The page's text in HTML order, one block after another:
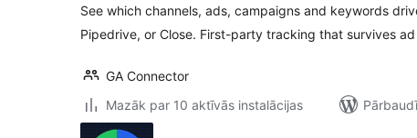
See which channels, ads, campaigns and keywords
Pipedrive, or Close. First-party tracking that survives
GA Connector
Mazāk par 10 aktīvās instalācijas